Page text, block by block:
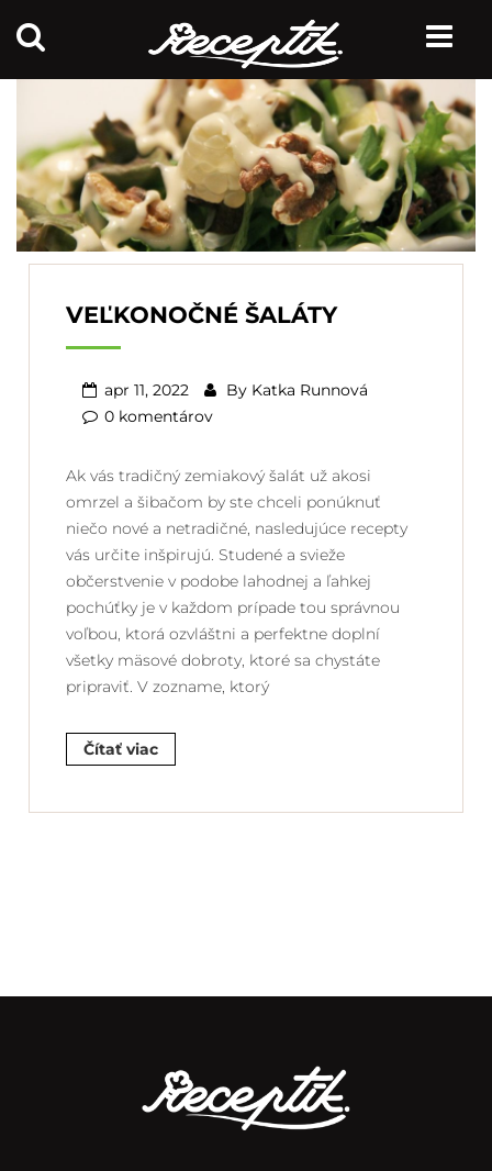
VEĽKONOČNÉ ŠALÁTY
apr 11, 2022 By Katka Runnová
0 komentárov
Ak vás tradičný zemiakový šalát už akosi
omrzel a šibačom by ste chceli ponúknuť
niečo nové a netradičné, nasledujúce recepty
vás určite inšpirujú. Studené a svieže
občerstvenie v podobe lahodnej a ľahkej
pochúťky je v každom prípade tou správnou
voľbou, ktorá ozvláštni a perfektne doplní
všetky mäsové dobroty, ktoré sa chystáte
pripraviť. V zozname, ktorý
Čítať viac